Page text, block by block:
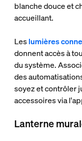
blanche douce et
accueillant.
Leslumières
donnent accès à
du système.
des
soyez et contrôler
accessoires via
Lanterne